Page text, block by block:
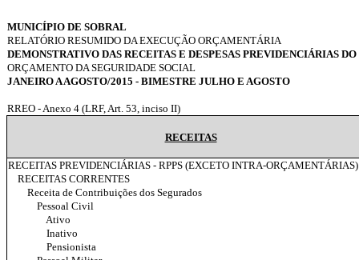
MUNICÍPIO DE SOBRAL
RELATÓRIO RESUMIDO DA EXECUÇÃO ORÇAMENTÁRIA
DEMONSTRATIVO DAS RECEITAS E DESPESAS PREVIDENCIÁRIAS
ORÇAMENTO DA SEGURIDADE SOCIAL
JANEIRO A AGOSTO/2015 - BIMESTRE JULHO E AGOSTO
RREO - Anexo 4 (LRF, Art. 53, inciso II)
RECEITAS
RECEITAS PREVIDENCIÁRIAS - RPPS (EXCETO INTRA-
RECEITAS CORRENTES
Receita de Contribuições dos Segurados
Pessoal Civil
Ativo
Inativo
Pensionista